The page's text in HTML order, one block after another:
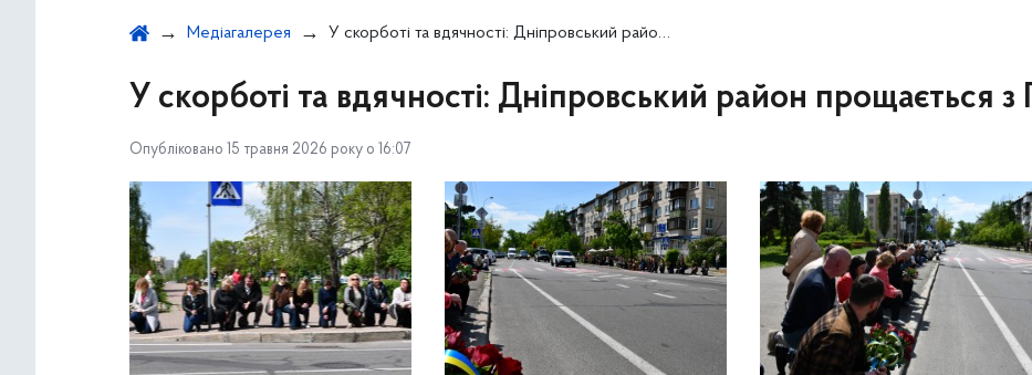
Медіагалерея У скорботі та вдячності: Дніпровський район прощається з Героєм
У скорботі та вдячності: Дніпровський район прощається з
Опубліковано 15 травня 2026 року о 16:07